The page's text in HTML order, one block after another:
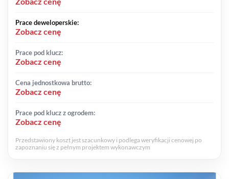
Prace deweloperskie:
Zobacz cenę
Prace pod klucz:
Zobacz cenę
Cena jednostkowa brutto:
Zobacz cenę
Prace pod klucz z ogrodem:
Zobacz cenę
Przedstawiony koszt jest szacunkowy i podlega weryfikacji cenowej po
zapoznaniu się z pełnym projektem wykonawczym